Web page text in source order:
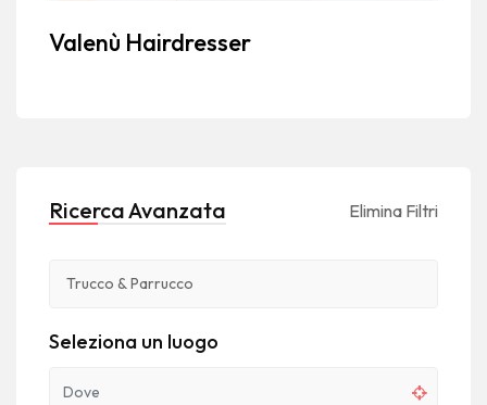
Valenù Hairdresser
Ricerca Avanzata Elimina Filtri
Seleziona un luogo